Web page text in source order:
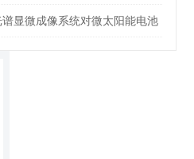
显微成像系统对微太阳能电池